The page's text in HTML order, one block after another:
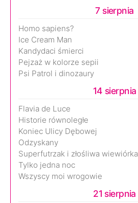
7 sierpnia
Homo sapiens?
Ice Cream Man
Kandydaci śmierci
Pejzaż w kolorze sepii
Psi Patrol i dinozaury
14 sierpnia
Flavia de Luce
Historie równoległe
Koniec Ulicy Dębowej
Odzyskany
Superfutrzak i złośliwa wiewiórka
Tylko jedna noc
Wszyscy moi wrogowie
21 sierpnia